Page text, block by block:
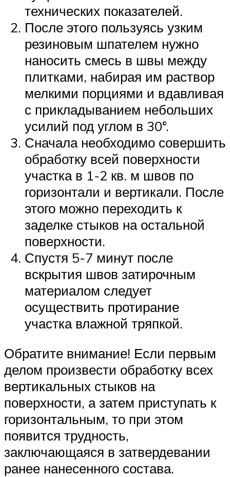
технических показателей.
После этого пользуясь узким
резиновым шпателем нужно
наносить смесь в швы между
плитками, набирая им раствор
мелкими порциями и вдавливая
с прикладыванием небольших
усилий под углом в 30°.
Сначала необходимо совершить
обработку всей поверхности
участка в 1-2 кв. м швов по
горизонтали и вертикали. После
этого можно переходить к
заделке стыков на остальной
поверхности.
Спустя 5-7 минут после
вскрытия швов затирочным
материалом следует
осуществить протирание
участка влажной тряпкой.
Обратите внимание! Если первым
делом произвести обработку всех
вертикальных стыков на
поверхности, а затем приступать к
горизонтальным, то при этом
появится трудность,
заключающаяся в затвердевании
ранее нанесенного состава.